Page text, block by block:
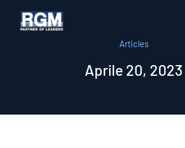
Articles
Aprile 20, 2023